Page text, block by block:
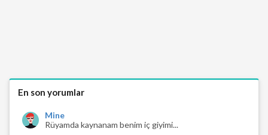
En son yorumlar
Mine
Rüyamda kaynanam benim iç giyimi...